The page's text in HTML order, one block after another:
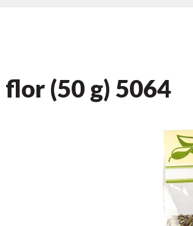
(50 g) 5064